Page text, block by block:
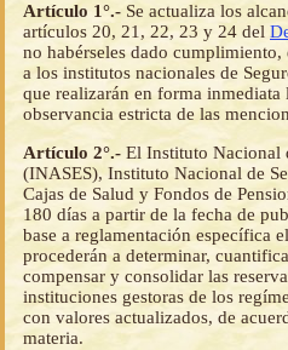
Artículo 1°.- Se actualiza los
artículos 20, 21, 22, 23 y 24 del
no habérseles dado
a los institutos nacionales de
que realizarán en forma inmediata
observancia estricta de las
Artículo 2°.- El Instituto Nacional
(INASES), Instituto Nacional de
Cajas de Salud y Fondos de
180 días a partir de la fecha de
base a reglamentación específica
procederán a determinar,
compensar y consolidar las
instituciones gestoras de los
con valores actualizados, de
materia.